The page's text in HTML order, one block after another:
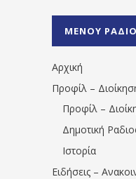
ΜΕΝΟΥ
Αρχική
Προφίλ –
Προφίλ –
Δημοτική
Ιστορία
Ειδήσεις –